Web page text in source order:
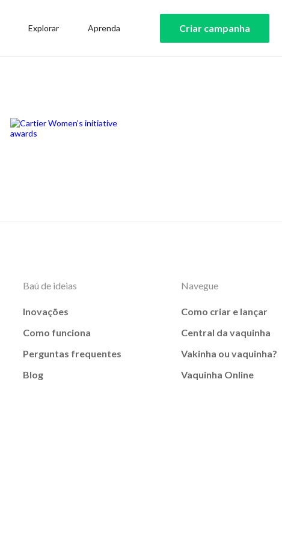
Explorar Aprenda Criar campanha
Baú de ideias
Inovações
Como funciona
Perguntas frequentes
Blog
Navegue
Como criar e lançar
Central da vaquinha
Vakinha ou vaquinha?
Vaquinha Online